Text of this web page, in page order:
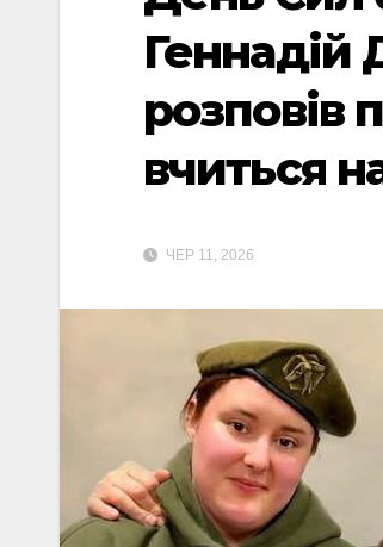
Геннадій
розповів
вчиться
ЧЕР 11, 2026